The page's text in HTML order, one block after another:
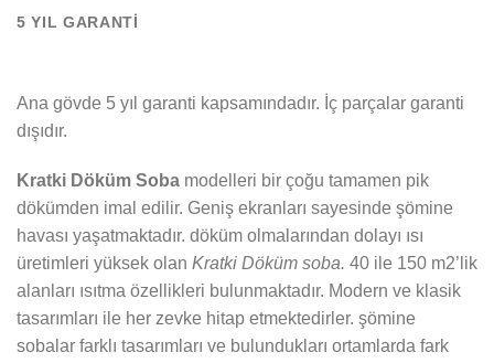
5 YIL GARANTİ
Ana gövde 5 yıl garanti kapsamındadır. İç parçalar garanti
dışıdır.
Kratki Döküm Soba modelleri bir çoğu tamamen pik
dökümden imal edilir. Geniş ekranları sayesinde şömine
havası yaşatmaktadır. döküm olmalarından dolayı ısı
üretimleri yüksek olan Kratki Döküm soba. 40 ile 150 m2’lik
alanları ısıtma özellikleri bulunmaktadır. Modern ve klasik
tasarımları ile her zevke hitap etmektedirler. şömine
sobalar farklı tasarımları ve bulundukları ortamlarda fark